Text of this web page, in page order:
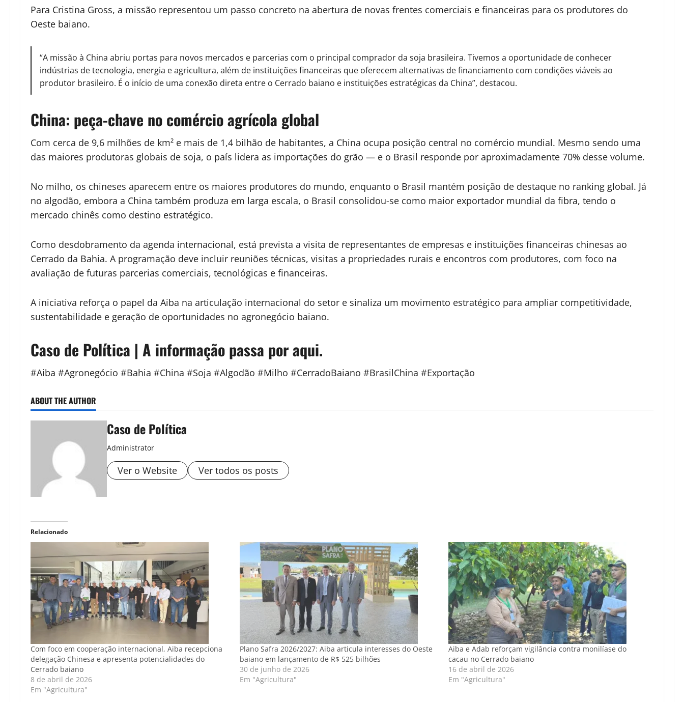
Para Cristina Gross, a missão representou um passo concreto na abertura de novas frentes comerciais e financeiras para os produtores do
Oeste baiano.
“A missão à China abriu portas para novos mercados e parcerias com o principal comprador da soja brasileira. Tivemos a oportunidade de conhecer
indústrias de tecnologia, energia e agricultura, além de instituições financeiras que oferecem alternativas de financiamento com condições viáveis ao
produtor brasileiro. É o início de uma conexão direta entre o Cerrado baiano e instituições estratégicas da China”, destacou.
China: peça-chave no comércio agrícola global
Com cerca de 9,6 milhões de km² e mais de 1,4 bilhão de habitantes, a China ocupa posição central no comércio mundial. Mesmo sendo uma
das maiores produtoras globais de soja, o país lidera as importações do grão — e o Brasil responde por aproximadamente 70% desse volume.
No milho, os chineses aparecem entre os maiores produtores do mundo, enquanto o Brasil mantém posição de destaque no ranking global. Já
no algodão, embora a China também produza em larga escala, o Brasil consolidou-se como maior exportador mundial da fibra, tendo o
mercado chinês como destino estratégico.
Como desdobramento da agenda internacional, está prevista a visita de representantes de empresas e instituições financeiras chinesas ao
Cerrado da Bahia. A programação deve incluir reuniões técnicas, visitas a propriedades rurais e encontros com produtores, com foco na
avaliação de futuras parcerias comerciais, tecnológicas e financeiras.
A iniciativa reforça o papel da Aiba na articulação internacional do setor e sinaliza um movimento estratégico para ampliar competitividade,
sustentabilidade e geração de oportunidades no agronegócio baiano.
Caso de Política | A informação passa por aqui.
#Aiba #Agronegócio #Bahia #China #Soja #Algodão #Milho #CerradoBaiano #BrasilChina #Exportação
ABOUT THE AUTHOR
Caso de Política
Administrator
Ver o Website Ver todos os posts
Relacionado
Com foco em cooperação internacional, Aiba recepciona
delegação Chinesa e apresenta potencialidades do
Cerrado baiano
8 de abril de 2026
Em "Agricultura"
Plano Safra 2026/2027: Aiba articula interesses do Oeste
baiano em lançamento de R$ 525 bilhões
30 de junho de 2026
Em "Agricultura"
Aiba e Adab reforçam vigilância contra monilíase do
cacau no Cerrado baiano
16 de abril de 2026
Em "Agricultura"